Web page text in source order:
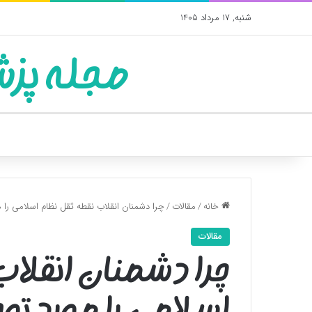
شنبه, 17 مرداد 1405
مجله
خانه/مقالات/چرا دشمنان انقلاب نقطه ثقل نظام اسلامی را
مقالات
چرا دشمنان